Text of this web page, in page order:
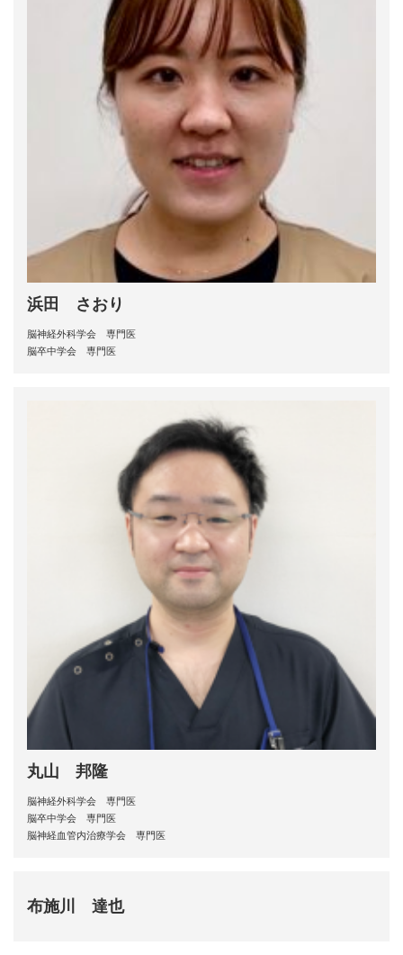
浜田 さおり
脳神経外科学会 専門医
脳卒中学会 専門医
丸山 邦隆
脳神経外科学会 専門医
脳卒中学会 専門医
脳神経血管内治療学会 専門医
布施川 達也